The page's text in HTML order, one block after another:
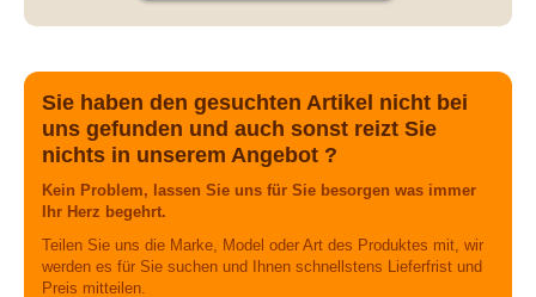
Sie haben den gesuchten Artikel nicht bei
uns gefunden und auch sonst reizt Sie
nichts in unserem Angebot ?
Kein Problem, lassen Sie uns für Sie besorgen was immer
Ihr Herz begehrt.
Teilen Sie uns die Marke, Model oder Art des Produktes mit, wir
werden es für Sie suchen und Ihnen schnellstens Lieferfrist und
Preis mitteilen.